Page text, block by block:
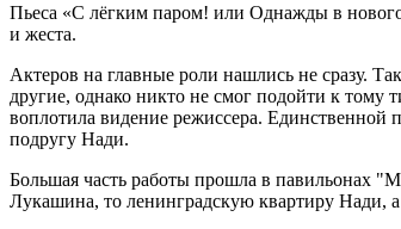
Пьеса «С лёгким паром! или Однажды в
и жеста.
Актеров на главные роли нашлись не сразу.
другие, однако никто не смог подойти к тому
воплотила видение режиссера. Единственной
подругу Нади.
Большая часть работы прошла в павильонах
Лукашина, то ленинградскую квартиру Нади,